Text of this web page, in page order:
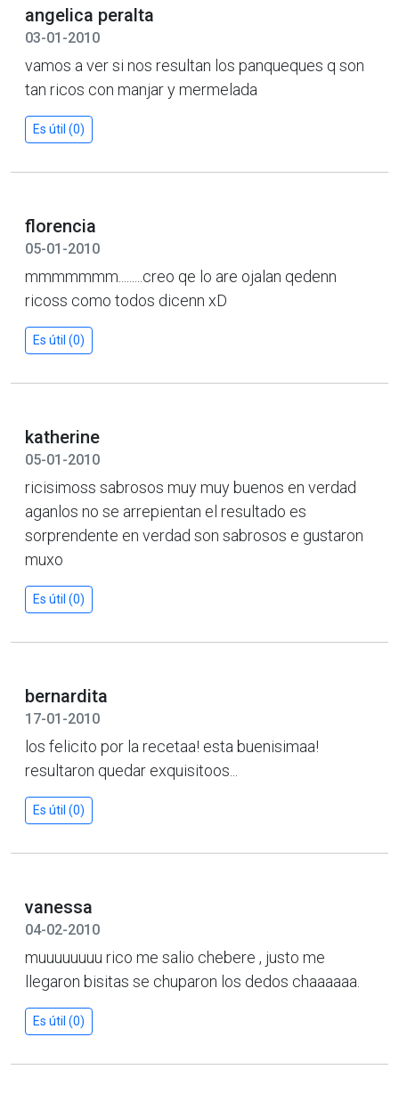
angelica peralta
03-01-2010
vamos a ver si nos resultan los panqueques q son
tan ricos con manjar y mermelada
Es útil (0)
florencia
05-01-2010
mmmmmmm.........creo qe lo are ojalan qedenn
ricoss como todos dicenn xD
Es útil (0)
katherine
05-01-2010
ricisimoss sabrosos muy muy buenos en verdad
aganlos no se arrepientan el resultado es
sorprendente en verdad son sabrosos e gustaron
muxo
Es útil (0)
bernardita
17-01-2010
los felicito por la recetaa! esta buenisimaa!
resultaron quedar exquisitoos...
Es útil (0)
vanessa
04-02-2010
muuuuuuuu rico me salio chebere , justo me
llegaron bisitas se chuparon los dedos chaaaaaa.
Es útil (0)